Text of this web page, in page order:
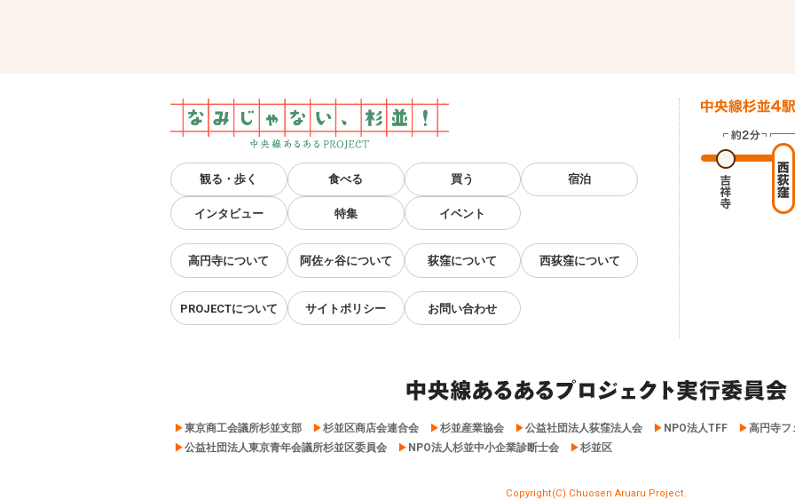
観る・歩く 食べる 買う 宿泊
インタビュー 特集 イベント
高円寺について 阿佐ヶ谷について 荻窪について 西荻窪について
PROJECTについて サイトポリシー お問い合わせ
東京商工会議所杉並支部 杉並区商店会連合会 杉並産業協会 公益社団法人荻窪法人会 NPO法人TFF
高円寺フ
公益社団法人東京青年会議所杉並区委員会
NPO法人杉並中小企業診断士会 杉並区
Copyright(C) Chuosen Aruaru Project.